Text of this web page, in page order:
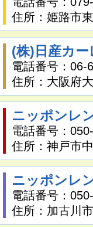
住所：姫路市
(株)日産カ
電話番号：06-
住所：大阪府
ニッポンレ
電話番号：
住所：神戸市
ニッポンレ
電話番号：
住所：加古川